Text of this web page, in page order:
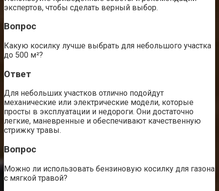
экспертов, чтобы сделать верный выбор.
Вопрос
Какую косилку лучше выбрать для небольшого участка
до 500 м²?
Ответ
Для небольших участков отлично подойдут
механические или электрические модели, которые
просты в эксплуатации и недороги. Они достаточно
легкие, маневренные и обеспечивают качественную
стрижку травы.
Вопрос
Можно ли использовать бензиновую косилку для газона
с мягкой травой?